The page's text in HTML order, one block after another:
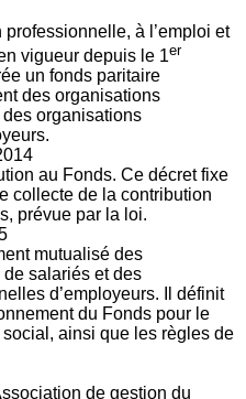
à l’emploi et
vigueur depuis le 1er
un fonds paritaire
des organisations
organisations
au Fonds. Ce décret fixe
collecte de la contribution
prévue par la loi.
mutualisé des
salariés et des
d’employeurs. Il définit
du Fonds pour le
ainsi que les règles de
de gestion du